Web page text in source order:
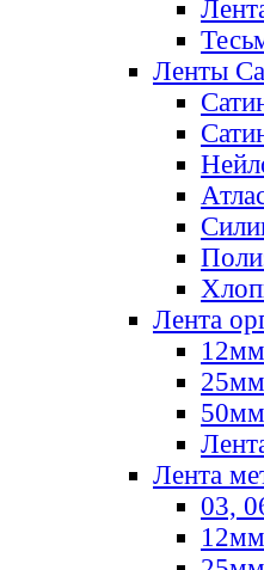
Ленты
Лента
Лента
03,